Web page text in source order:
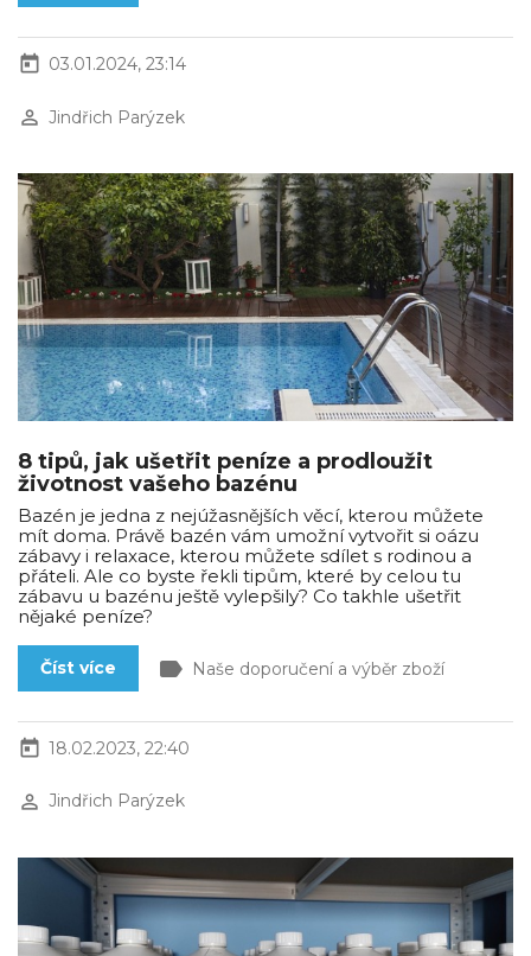
today 03.01.2024, 23:14
perm_identity Jindřich Parýzek
8 tipů, jak ušetřit peníze a prodloužit
životnost vašeho bazénu
Bazén je jedna z nejúžasnějších věcí, kterou můžete
mít doma. Právě bazén vám umožní vytvořit si oázu
zábavy i relaxace, kterou můžete sdílet s rodinou a
přáteli. Ale co byste řekli tipům, které by celou tu
zábavu u bazénu ještě vylepšily? Co takhle ušetřit
nějaké peníze?
Číst více label Naše doporučení a výběr zboží
today 18.02.2023, 22:40
perm_identity Jindřich Parýzek